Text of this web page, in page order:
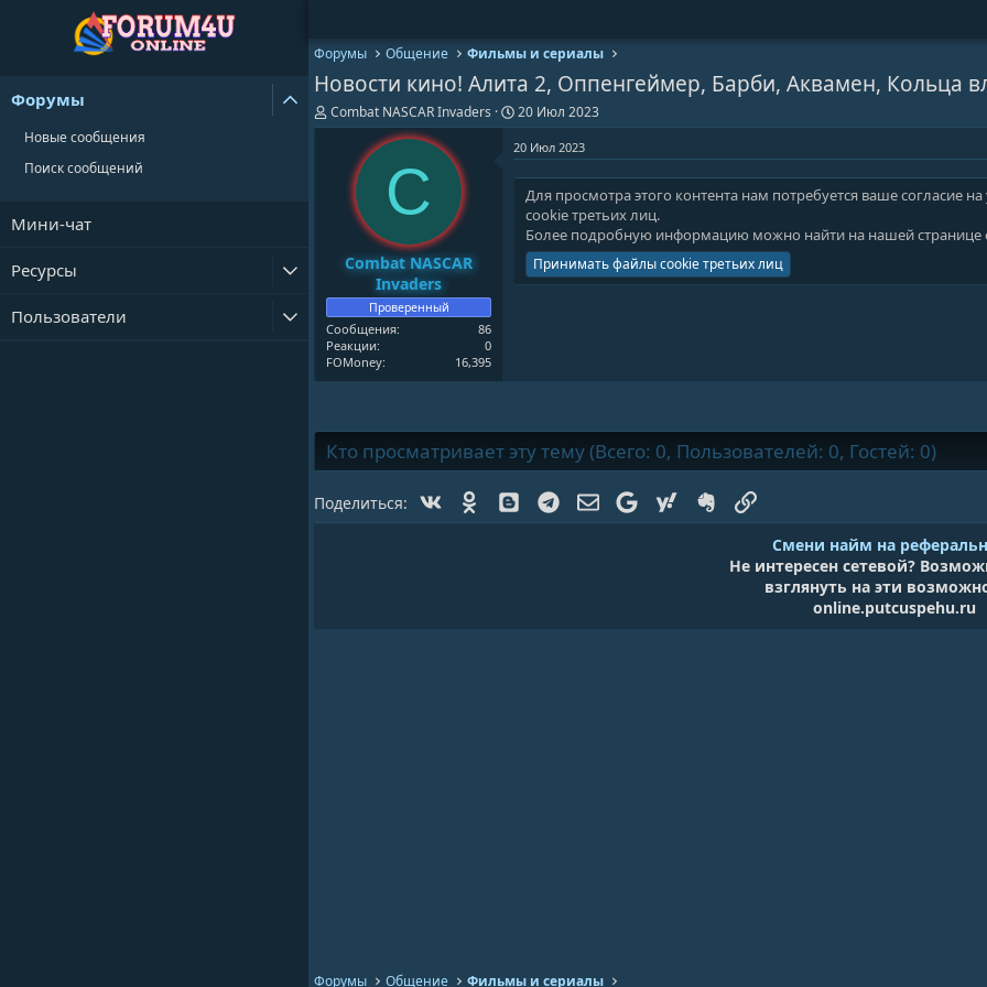
Форумы
Новые сообщения
Поиск сообщений
Мини-чат
Ресурсы
Пользователи
Форумы Общение Фильмы и сериалы
Новости кино! Алита 2, Оппенгеймер, Барби, Аквамен, Кольца
А
в
Combat NASCAR Invaders
Д
а
т
а
н
20 Июл 2023
C
Combat NASCAR
Invaders
Проверенный
Сообщения
86
Реакции
0
FOMoney
16,395
20 Июл 2023
Для просмотра этого контента нам потребуется ваше согласие
cookie третьих лиц.
Более подробную информацию можно найти на нашейстранице
Принимать файлы cookie третьих лиц
Кто просматривает эту тему (Всего: 0, Пользователей: 0, Гостей: 0)
Поделиться: Vk Ok BloggerTelegramЭлектронная почта
GoogleYahoo EvernoteСсылка
Смени найм на
Не интересен сетевой?
взглянуть на эти
online.putcuspehu.ru
Форумы Общение Фильмы и сериалы